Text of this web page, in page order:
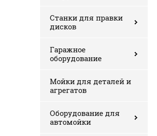
Станки для правки
дисков
Гаражное
оборудование
Мойки для деталей и
агрегатов
Оборудование для
автомойки